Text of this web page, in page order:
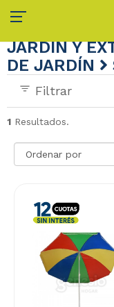
JARDÍN Y
DE JARDÍN
Filtrar
1 Resultados.